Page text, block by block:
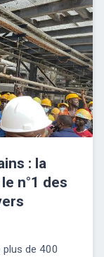
: la
n°1 des
plus de 400